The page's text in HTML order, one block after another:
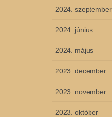
2024. szeptember
2024. június
2024. május
2023. december
2023. november
2023. október